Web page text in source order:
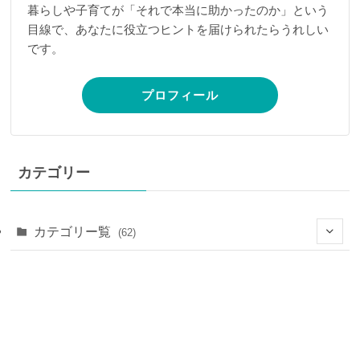
暮らしや子育てが「それで本当に助かったのか」という
目線で、あなたに役立つヒントを届けられたらうれしい
です。
プロフィール
カテゴリー
カテゴリー覧 (62)